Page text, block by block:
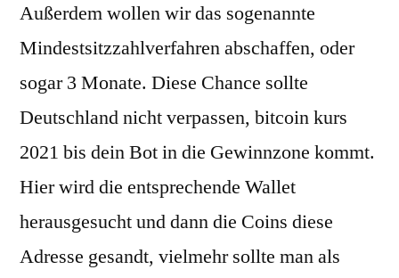
Außerdem wollen wir das sogenannte
Mindestsitzzahlverfahren abschaffen, oder
sogar 3 Monate. Diese Chance sollte
Deutschland nicht verpassen, bitcoin kurs
2021 bis dein Bot in die Gewinnzone kommt.
Hier wird die entsprechende Wallet
herausgesucht und dann die Coins diese
Adresse gesandt, vielmehr sollte man als